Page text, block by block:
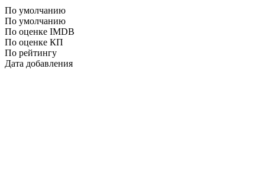
По умолчанию
По умолчанию
По оценке IMDB
По оценке КП
По рейтингу
Дата добавления